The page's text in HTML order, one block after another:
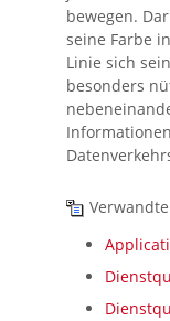
bewegen.
seine Farbe
Linie sich
besonders